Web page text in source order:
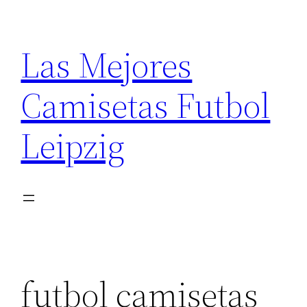
contenido
Las Mejores
Camisetas Futbol
Leipzig
futbol camisetas